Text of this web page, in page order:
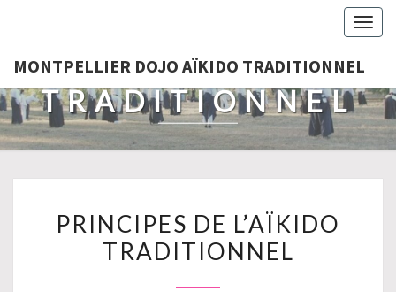
MONTPELLIER DOJO AÏKIDO TRADITIONNEL
MONTPELLIER
DOJO AÏKIDO
TRADITIONNEL
DE
L’AÏKIDO
PRINCIPES DE L’AÏKIDO
TRADITIONNEL